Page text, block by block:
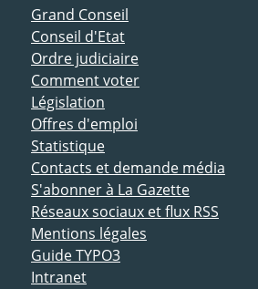
ACCÈS DIRECT
Grand Conseil
Conseil d'Etat
Ordre judiciaire
Comment voter
Législation
Offres d'emploi
Statistique
Contacts et demande média
S'abonner à La Gazette
Réseaux sociaux et flux RSS
Mentions légales
Guide TYPO3
Intranet